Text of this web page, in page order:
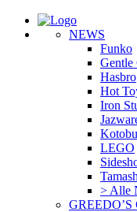
NEWS
Funko
Gentle
Hasbro
Hot
Iron
LEGO
> Alle